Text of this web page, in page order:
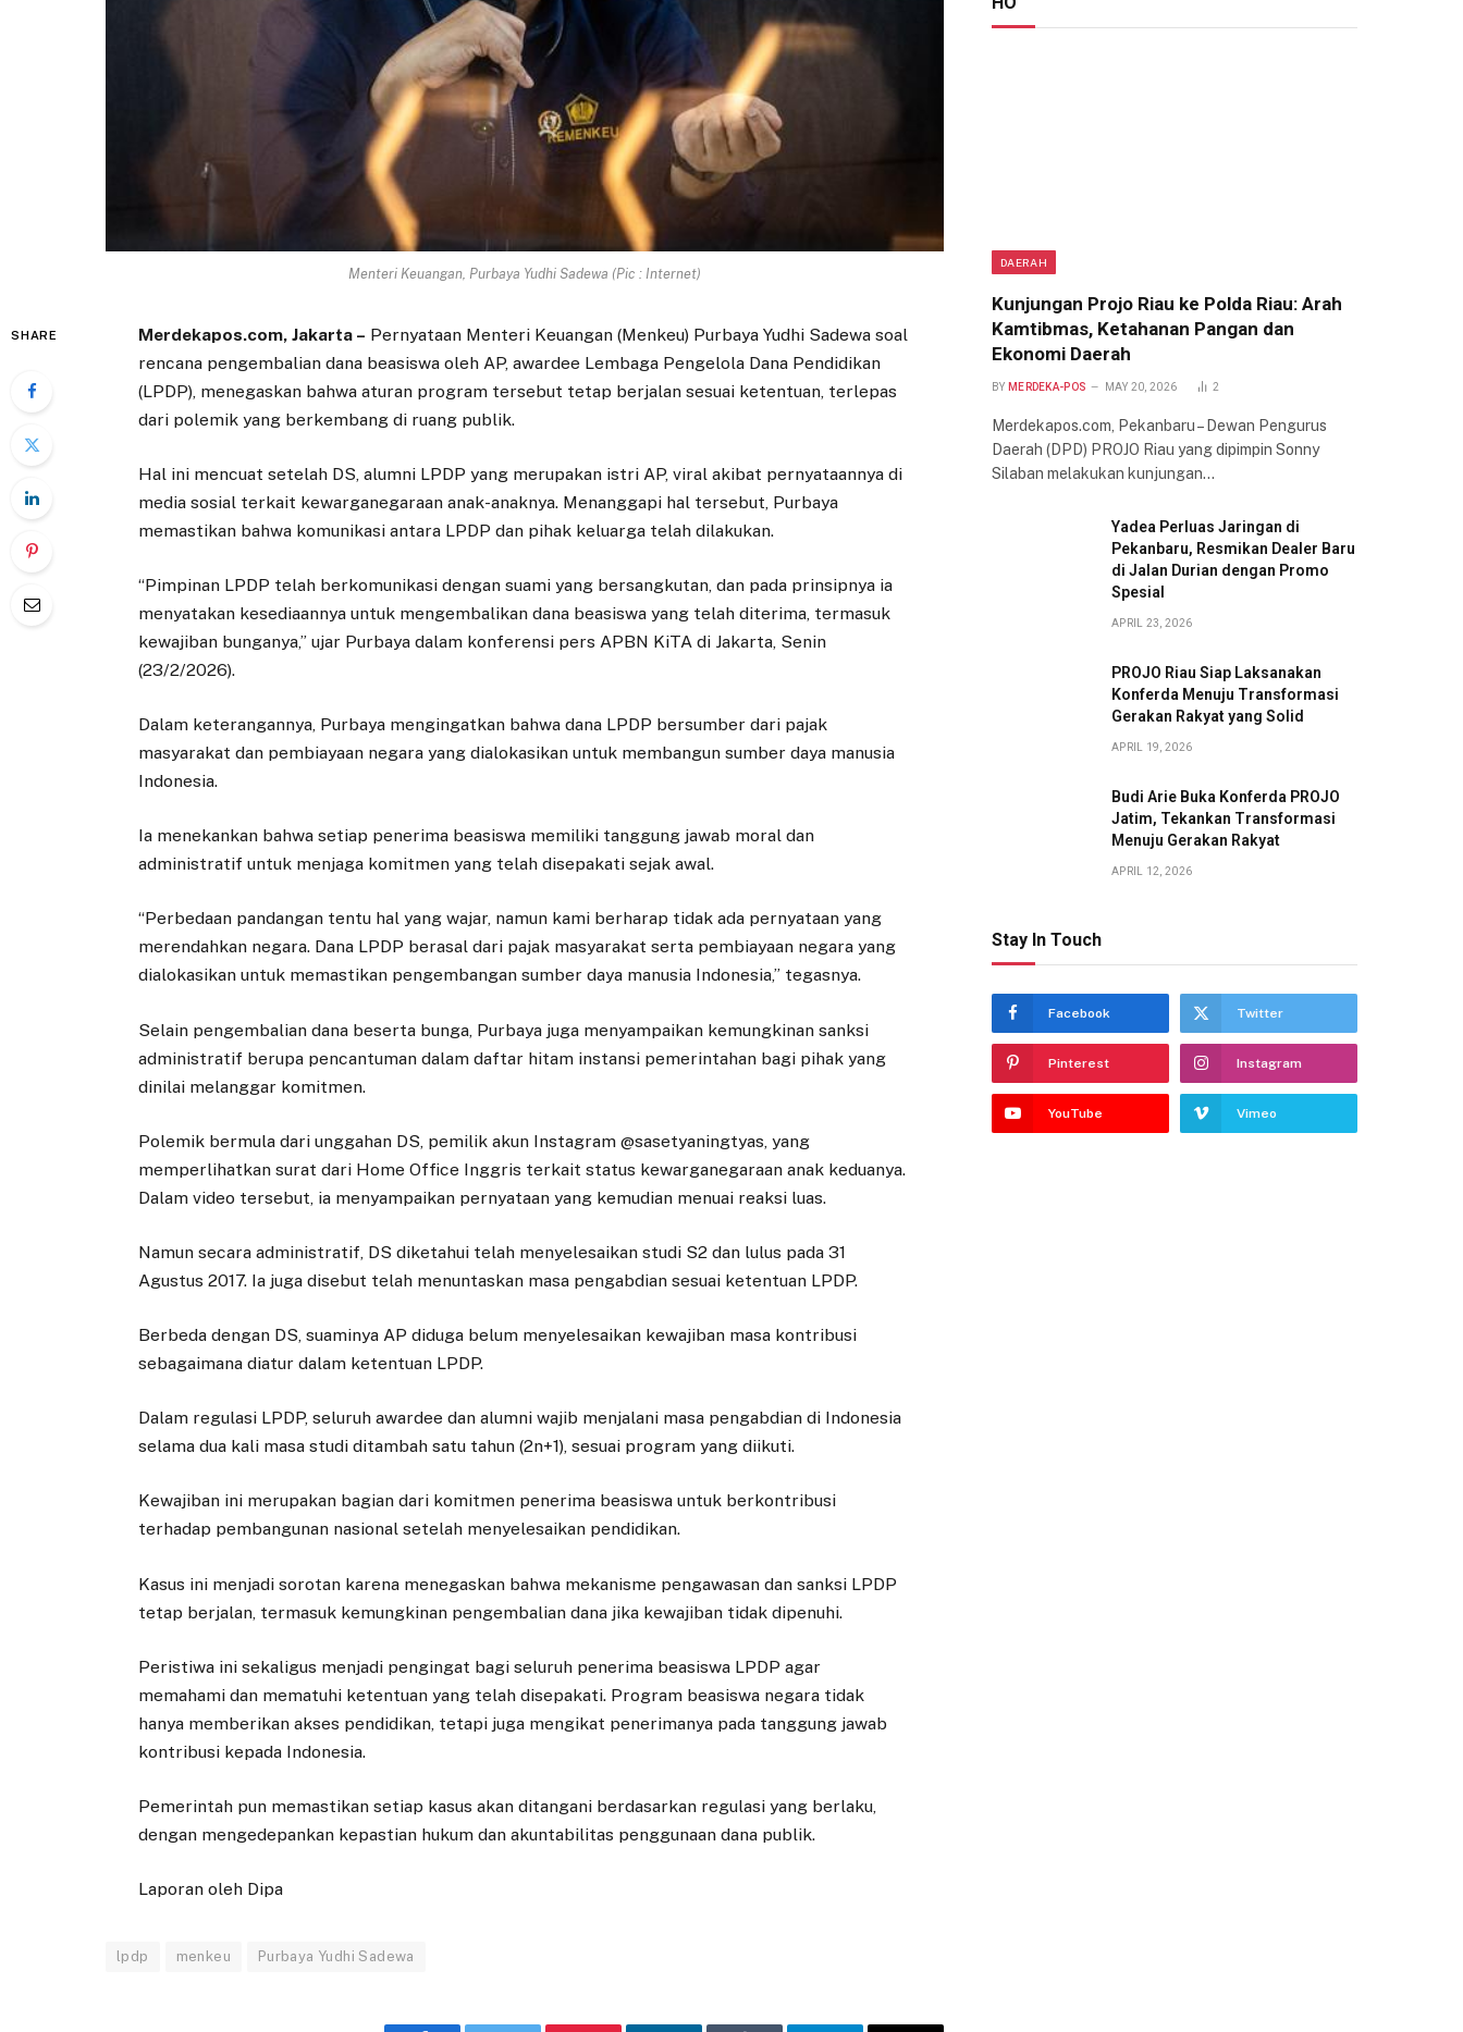
Menteri Keuangan, Purbaya Yudhi Sadewa (Pic : Internet)
SHARE Merdekapos.com, Jakarta – Pernyataan Menteri Keuangan (Menkeu) Purbaya Yudhi Sadewa soal
rencana pengembalian dana beasiswa oleh AP, awardee Lembaga Pengelola Dana Pendidikan
(LPDP), menegaskan bahwa aturan program tersebut tetap berjalan sesuai ketentuan, terlepas
dari polemik yang berkembang di ruang publik.
Hal ini mencuat setelah DS, alumni LPDP yang merupakan istri AP, viral akibat pernyataannya di
media sosial terkait kewarganegaraan anak-anaknya. Menanggapi hal tersebut, Purbaya
memastikan bahwa komunikasi antara LPDP dan pihak keluarga telah dilakukan.
“Pimpinan LPDP telah berkomunikasi dengan suami yang bersangkutan, dan pada prinsipnya ia
menyatakan kesediaannya untuk mengembalikan dana beasiswa yang telah diterima, termasuk
kewajiban bunganya,” ujar Purbaya dalam konferensi pers APBN KiTA di Jakarta, Senin
(23/2/2026).
Dalam keterangannya, Purbaya mengingatkan bahwa dana LPDP bersumber dari pajak
masyarakat dan pembiayaan negara yang dialokasikan untuk membangun sumber daya manusia
Indonesia.
Ia menekankan bahwa setiap penerima beasiswa memiliki tanggung jawab moral dan
administratif untuk menjaga komitmen yang telah disepakati sejak awal.
“Perbedaan pandangan tentu hal yang wajar, namun kami berharap tidak ada pernyataan yang
merendahkan negara. Dana LPDP berasal dari pajak masyarakat serta pembiayaan negara yang
dialokasikan untuk memastikan pengembangan sumber daya manusia Indonesia,” tegasnya.
Selain pengembalian dana beserta bunga, Purbaya juga menyampaikan kemungkinan sanksi
administratif berupa pencantuman dalam daftar hitam instansi pemerintahan bagi pihak yang
dinilai melanggar komitmen.
Polemik bermula dari unggahan DS, pemilik akun Instagram @sasetyaningtyas, yang
memperlihatkan surat dari Home Office Inggris terkait status kewarganegaraan anak keduanya.
Dalam video tersebut, ia menyampaikan pernyataan yang kemudian menuai reaksi luas.
Namun secara administratif, DS diketahui telah menyelesaikan studi S2 dan lulus pada 31
Agustus 2017. Ia juga disebut telah menuntaskan masa pengabdian sesuai ketentuan LPDP.
Berbeda dengan DS, suaminya AP diduga belum menyelesaikan kewajiban masa kontribusi
sebagaimana diatur dalam ketentuan LPDP.
Dalam regulasi LPDP, seluruh awardee dan alumni wajib menjalani masa pengabdian di Indonesia
selama dua kali masa studi ditambah satu tahun (2n+1), sesuai program yang diikuti.
Kewajiban ini merupakan bagian dari komitmen penerima beasiswa untuk berkontribusi
terhadap pembangunan nasional setelah menyelesaikan pendidikan.
Kasus ini menjadi sorotan karena menegaskan bahwa mekanisme pengawasan dan sanksi LPDP
tetap berjalan, termasuk kemungkinan pengembalian dana jika kewajiban tidak dipenuhi.
Peristiwa ini sekaligus menjadi pengingat bagi seluruh penerima beasiswa LPDP agar
memahami dan mematuhi ketentuan yang telah disepakati. Program beasiswa negara tidak
hanya memberikan akses pendidikan, tetapi juga mengikat penerimanya pada tanggung jawab
kontribusi kepada Indonesia.
Pemerintah pun memastikan setiap kasus akan ditangani berdasarkan regulasi yang berlaku,
dengan mengedepankan kepastian hukum dan akuntabilitas penggunaan dana publik.
Laporan oleh Dipa
lpdp menkeu Purbaya Yudhi Sadewa
DAERAH
Kunjungan Projo Riau ke Polda Riau: Arah
Kamtibmas, Ketahanan Pangan dan
Ekonomi Daerah
BY MERDEKA-POS MAY 20, 2026 2
Merdekapos.com, Pekanbaru – Dewan Pengurus
Daerah (DPD) PROJO Riau yang dipimpin Sonny
Silaban melakukan kunjungan…
Yadea Perluas Jaringan di
Pekanbaru, Resmikan Dealer Baru
di Jalan Durian dengan Promo
Spesial
APRIL 23, 2026
PROJO Riau Siap Laksanakan
Konferda Menuju Transformasi
Gerakan Rakyat yang Solid
APRIL 19, 2026
Budi Arie Buka Konferda PROJO
Jatim, Tekankan Transformasi
Menuju Gerakan Rakyat
APRIL 12, 2026
Stay In Touch
Facebook Twitter
Pinterest Instagram
YouTube Vimeo